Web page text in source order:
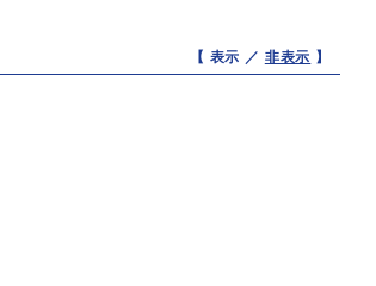
【 表示 ／ 非表示 】